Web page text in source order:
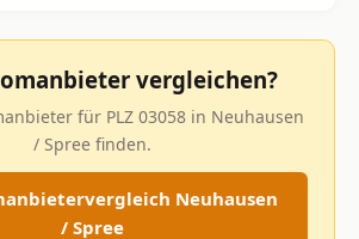
vergleichen?
für PLZ 03058 in Neuhausen
/ Spree finden.
Neuhausen
/ Spree